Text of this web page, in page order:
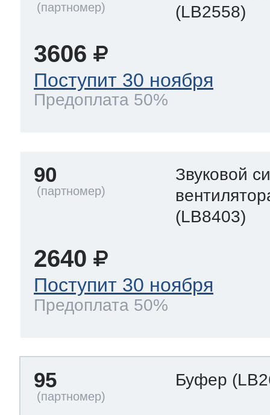
(LB2558)
3606
Поступит 30 ноября
Предоплата 50%
90
Звуковой
(LB8403)
2640
Поступит 30 ноября
Предоплата 50%
95 Буфер